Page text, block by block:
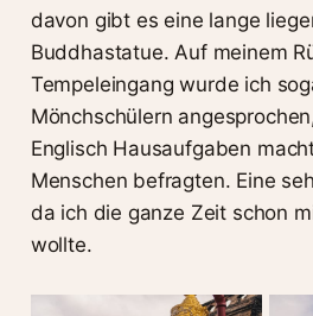
davon gibt es eine lange
Buddhastatue. Auf meinem
Tempeleingang wurde ich
Mönchschülern
Englisch Hausaufgaben
Menschen befragten. Eine
da ich die ganze Zeit schon
wollte.